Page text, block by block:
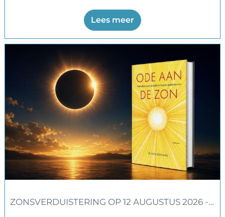
als een einddoel, maar als een instrument waardoor een
‘levende ziel’ tot ontwikkeling kan komen.
Lees meer
ZONSVERDUISTERING OP 12 AUGUSTUS 2026 -